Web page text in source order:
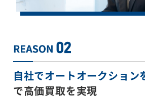
自社でオートオークション
で高価買取を実現